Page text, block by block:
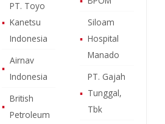
▪
PT. Toyo
Kanetsu
Indonesia
▪
Airnav
Indonesia
▪
British
Petroleum
▪
Siloam
Hospital
Manado
▪
PT. Gajah
Tunggal,
Tbk